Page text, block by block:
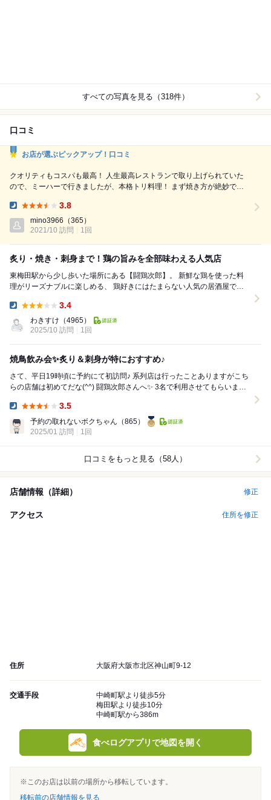
すべての写真を見る（318件）
口コミ
お店が選ぶピックアップ！口コミ
クオリティもコスパも最高！ 人生最高レストランで取り上げられていた
ので、ミーハーで行きましたが、本格トリ料理！ まず焼き方が絶妙で炭
ストランで取り上げられたピーマンスライスは鉄板でお口直しにもあてに
もなる一品！ 個人的には最近研究中の焼きおにぎりが今まで食べた中で
3.8
mino3966 （365）
2021/10 訪問
1回
炙り・焼き・刺身まで！鶏の旨みを全部味わえる人気店
東梅田駅から少し歩いた場所にある【闘鶏次郎】。 新鮮な鶏を使った料
理がリーズナブルに楽しめる、 鶏好きにはたまらない人気の居酒屋で
3.4
わきすけ （4965）
2025/10 訪問
1回
焼鳥飲み会✨炙り＆刺身が特におすすめ♪
さて、平日19時頃に予約にて初訪問♪ 系列店は行ったことありますがこち
らの店舗は初めてだな(^^) 闘鶏次郎さんへ✨ 3名で利用させてもらいまし
3.5
予約の取れないボクちゃん （865）
2025/01 訪問
1回
口コミをもっと見る（58人）
店舗情報（詳細） 修正
アクセス 住所を修正
住所 大阪府大阪市北区神山町9-12
交通手段
中崎町駅より徒歩5分
梅田駅より徒歩10分
中崎町駅から386m
食べログアプリで地図を開く
※このお店は以前の場所から移転しています。
移転前の店舗情報を見る